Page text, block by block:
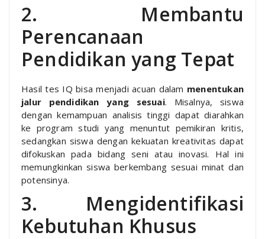
2. Membantu
Perencanaan
Pendidikan yang Tepat
Hasil tes IQ bisa menjadi acuan dalam menentukan
jalur pendidikan yang sesuai. Misalnya, siswa
dengan kemampuan analisis tinggi dapat diarahkan
ke program studi yang menuntut pemikiran kritis,
sedangkan siswa dengan kekuatan kreativitas dapat
difokuskan pada bidang seni atau inovasi. Hal ini
memungkinkan siswa berkembang sesuai minat dan
potensinya.
3. Mengidentifikasi
Kebutuhan Khusus